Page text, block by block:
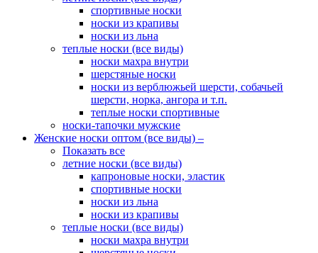
спортивные носки
носки из крапивы
носки из льна
теплые носки (все виды)
носки махра внутри
шерстяные носки
носки из верблюжьей шерсти, собачьей
шерсти, норка, ангора и т.п.
теплые носки спортивные
носки-тапочки мужские
Женские носки оптом (все виды) –
Показать все
летние носки (все виды)
капроновые носки, эластик
спортивные носки
носки из льна
носки из крапивы
теплые носки (все виды)
носки махра внутри